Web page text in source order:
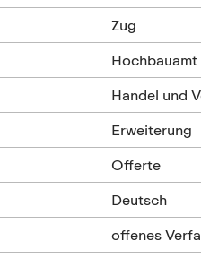
Zug
Hochbauamt
Handel und
Erweiterung
Offerte
Deutsch
offenes